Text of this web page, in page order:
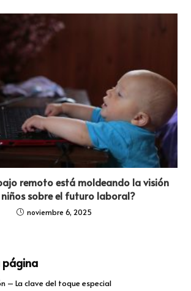
remoto está moldeando la visión
niños sobre el futuro laboral?
noviembre 6, 2025
página
– La clave del toque especial